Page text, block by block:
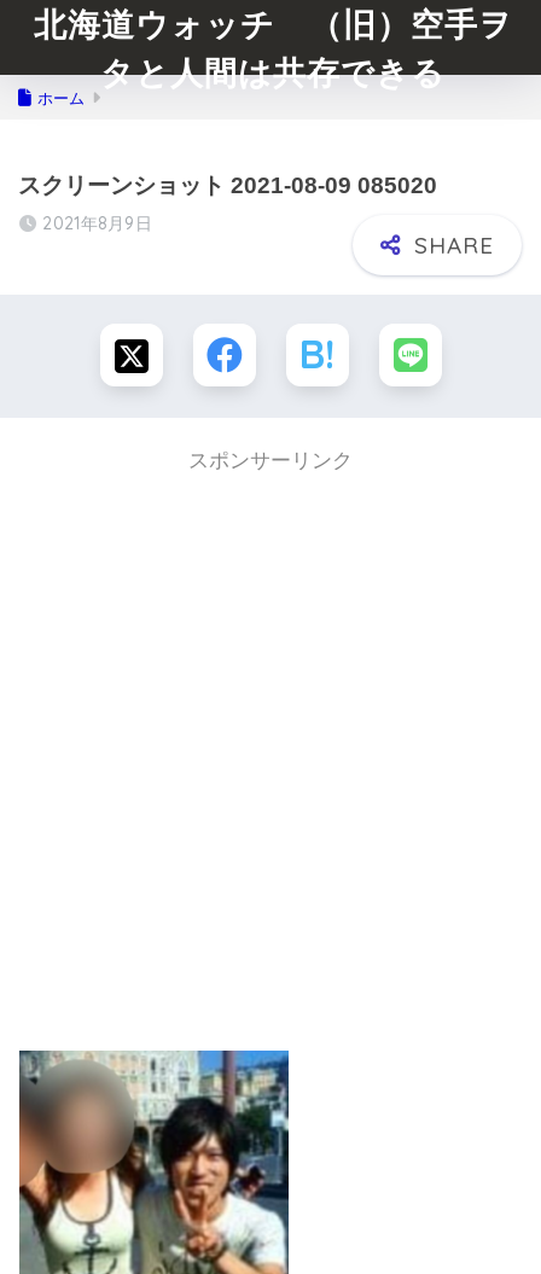
北海道ウォッチ （旧）空手ヲ
タと人間は共存できる
ホーム
スクリーンショット 2021-08-09 085020
2021年8月9日
スポンサーリンク